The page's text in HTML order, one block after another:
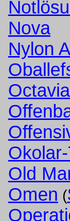
Nova
Nylon
Old
Omen (